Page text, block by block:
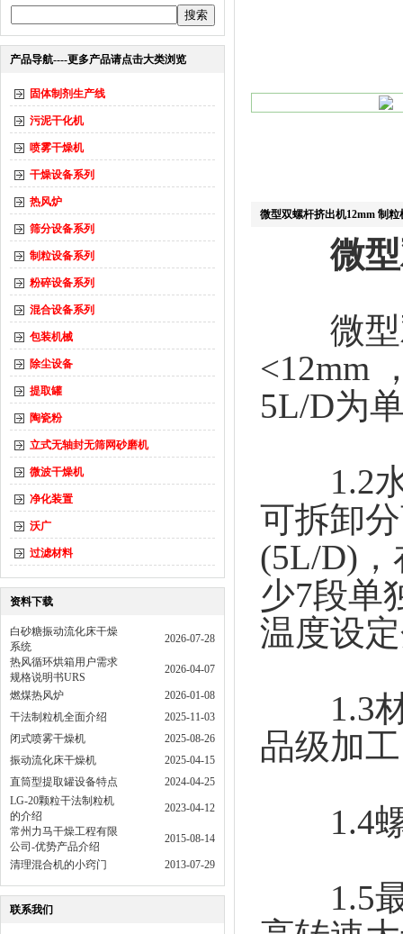
产品导航----更多产品请点击大类浏览
固体制剂生产线
污泥干化机
喷雾干燥机
干燥设备系列
热风炉
筛分设备系列
制粒设备系列
粉碎设备系列
混合设备系列
包装机械
除尘设备
提取罐
陶瓷粉
立式无轴封无筛网砂磨机
微波干燥机
净化装置
沃广
过滤材料
资料下载
白砂糖振动流化床干燥
系统
2026-07-28
热风循环烘箱用户需求
规格说明书URS
2026-04-07
燃煤热风炉
2026-01-08
干法制粒机全面介绍
2025-11-03
闭式喷雾干燥机
2025-08-26
振动流化床干燥机
2025-04-15
直筒型提取罐设备特点
2024-04-25
LG-20颗粒干法制粒机
的介绍
2023-04-12
常州力马干燥工程有限
公司-优势产品介绍
2015-08-14
清理混合机的小窍门 2013-07-29
联系我们
微型双螺杆挤出机12mm 制粒
微
微型
<12mm
5L/D为
1.2水
可拆卸
(5L/D)
少7段单
温度设
1.3材
品级加工
1.4螺
1.5最